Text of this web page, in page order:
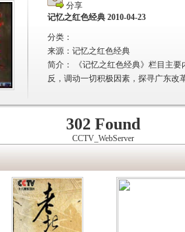
分享
记忆之红色经典 2010-04-23
分类：
来源： 记忆之红色经典
简介：
《记忆之红色经典》栏目主
反，调动一切积极因素，探寻广东改
302 Found
CCTV_WebServer